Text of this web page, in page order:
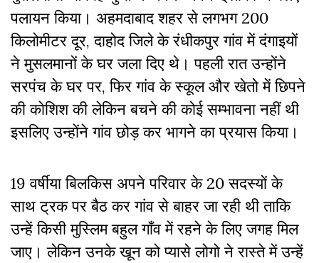
पलायन किया। अहमदाबाद शहर से लगभग 200
किलोमीटर दूर, दाहोद जिले के रंधीकपुर गांव में दंगाइयों
ने मुसलमानों के घर जला दिए थे। पहली रात उन्होंने
सरपंच के घर पर, फिर गांव के स्कूल और खेतो में छिपने
की कोशिश की लेकिन बचने की कोई सम्भावना नहीं थी
इसलिए उन्होंने गांव छोड़ कर भागने का प्रयास किया।
19 वर्षीया बिलकिस अपने परिवार के 20 सदस्यों के
साथ ट्रक पर बैठ कर गांव से बाहर जा रही थी ताकि
उन्हें किसी मुस्लिम बहुल गाँव में रहने के लिए जगह मिल
जाए। लेकिन उनके खून को प्यासे लोगो ने रास्ते में उन्हें